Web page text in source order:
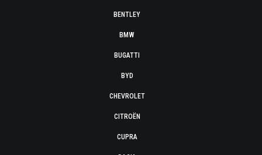
BENTLEY
BMW
BUGATTI
BYD
CHEVROLET
CITROËN
CUPRA